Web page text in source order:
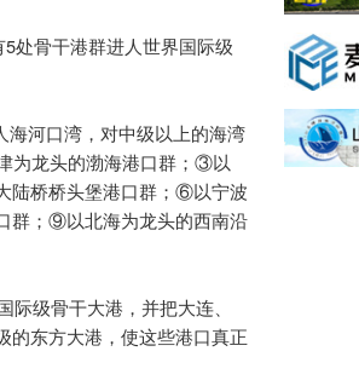
5处骨干港群进人世界国际级
海河口湾，对中级以上的海湾
为龙头的渤海港口群；③以
陆桥桥头堡港口群；⑥以宁波
群；⑨以北海为龙头的西南沿
级骨干大港，并把大连、
的东方大港，使这些港口真正